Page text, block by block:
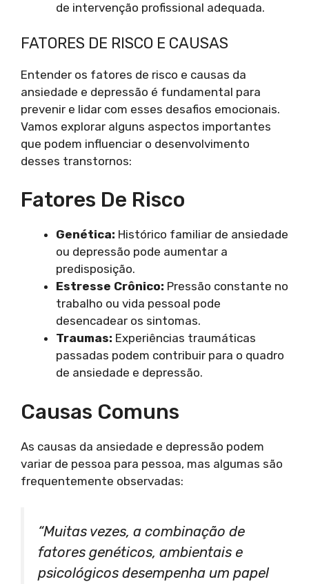
de intervenção profissional adequada.
FATORES DE RISCO E CAUSAS
Entender os fatores de risco e causas da
ansiedade e depressão é fundamental para
prevenir e lidar com esses desafios emocionais.
Vamos explorar alguns aspectos importantes
que podem influenciar o desenvolvimento
desses transtornos:
Fatores De Risco
Genética: Histórico familiar de ansiedade
ou depressão pode aumentar a
predisposição.
Estresse Crônico: Pressão constante no
trabalho ou vida pessoal pode
desencadear os sintomas.
Traumas: Experiências traumáticas
passadas podem contribuir para o quadro
de ansiedade e depressão.
Causas Comuns
As causas da ansiedade e depressão podem
variar de pessoa para pessoa, mas algumas são
frequentemente observadas:
“Muitas vezes, a combinação de
fatores genéticos, ambientais e
psicológicos desempenha um papel